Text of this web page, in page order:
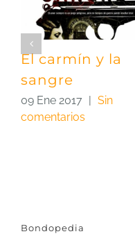
El carmín y la
sangre
09 Ene 2017
Sin
comentarios
Bondopedia